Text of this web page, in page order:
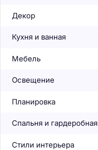
Декор
Кухня и ванная
Мебель
Освещение
Планировка
Спальня и гардеробная
Стили интерьера